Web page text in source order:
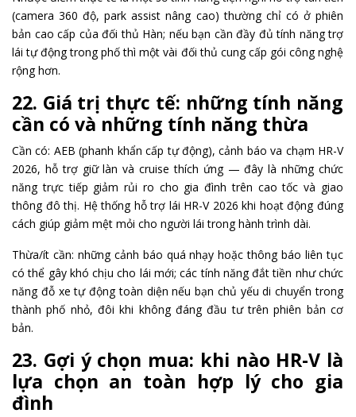
(camera 360 độ, park assist nâng cao) thường chỉ có ở phiên
bản cao cấp của đối thủ Hàn; nếu bạn cần đầy đủ tính năng trợ
lái tự động trong phố thì một vài đối thủ cung cấp gói công nghệ
rộng hơn.
22. Giá trị thực tế: những tính năng
cần có và những tính năng thừa
Cần có: AEB (phanh khẩn cấp tự động), cảnh báo va chạm HR-V
2026, hỗ trợ giữ làn và cruise thích ứng — đây là những chức
năng trực tiếp giảm rủi ro cho gia đình trên cao tốc và giao
thông đô thị. Hệ thống hỗ trợ lái HR-V 2026 khi hoạt động đúng
cách giúp giảm mệt mỏi cho người lái trong hành trình dài.
Thừa/ít cần: những cảnh báo quá nhạy hoặc thông báo liên tục
có thể gây khó chịu cho lái mới; các tính năng đắt tiền như chức
năng đỗ xe tự động toàn diện nếu bạn chủ yếu di chuyển trong
thành phố nhỏ, đôi khi không đáng đầu tư trên phiên bản cơ
bản.
23. Gợi ý chọn mua: khi nào HR-V là
lựa chọn an toàn hợp lý cho gia
đình